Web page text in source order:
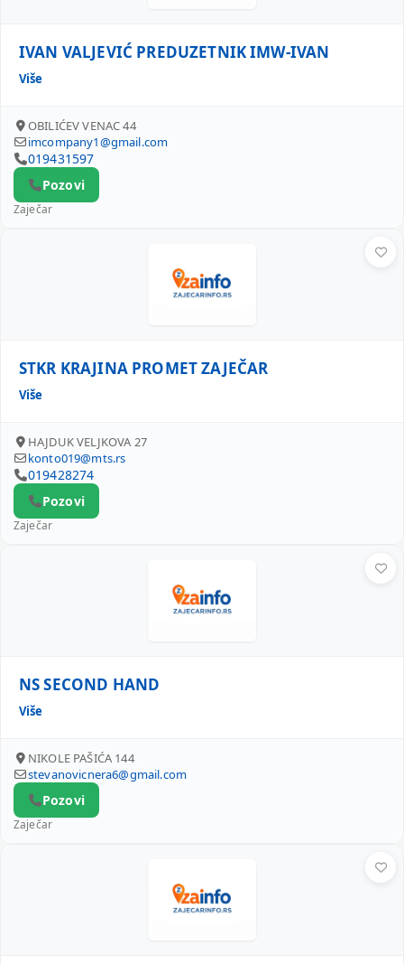
IVAN VALJEVIĆ PREDUZETNIK IMW-IVAN
Više
OBILIĆEV VENAC 44
imcompany1@gmail.com
019431597
Pozovi
Zaječar
STKR KRAJINA PROMET ZAJEČAR
Više
HAJDUK VELJKOVA 27
konto019@mts.rs
019428274
Pozovi
Zaječar
NS SECOND HAND
Više
NIKOLE PAŠIĆA 144
stevanovicnera6@gmail.com
Pozovi
Zaječar